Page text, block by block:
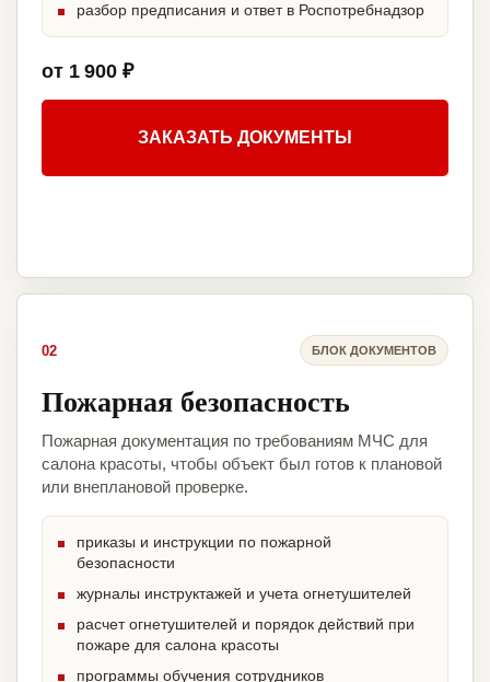
разбор предписания и ответ в Роспотребнадзор
от 1 900 ₽
ЗАКАЗАТЬ ДОКУМЕНТЫ
02 БЛОК ДОКУМЕНТОВ
Пожарная безопасность
Пожарная документация по требованиям МЧС для
салона красоты, чтобы объект был готов к плановой
или внеплановой проверке.
приказы и инструкции по пожарной
безопасности
журналы инструктажей и учета огнетушителей
расчет огнетушителей и порядок действий при
пожаре для салона красоты
программы обучения сотрудников